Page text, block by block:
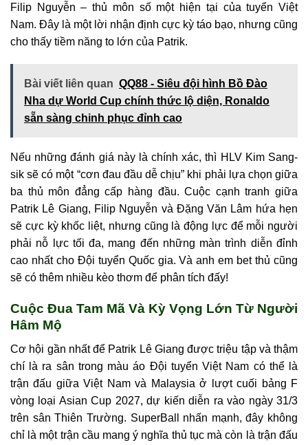
Filip Nguyễn – thủ môn số một hiện tại của tuyển Việt
Nam. Đây là một lời nhận định cực kỳ táo bạo, nhưng cũng
cho thấy tiềm năng to lớn của Patrik.
Bài viết liên quan QQ88 - Siêu đội hình Bồ Đào
Nha dự World Cup chính thức lộ diện, Ronaldo
sẵn sàng chinh phục đỉnh cao
Nếu những đánh giá này là chính xác, thì HLV Kim Sang-
sik sẽ có một “cơn đau đầu dễ chịu” khi phải lựa chọn giữa
ba thủ môn đẳng cấp hàng đầu. Cuộc cạnh tranh giữa
Patrik Lê Giang, Filip Nguyễn và Đặng Văn Lâm hứa hẹn
sẽ cực kỳ khốc liệt, nhưng cũng là động lực để mỗi người
phải nỗ lực tối đa, mang đến những màn trình diễn đỉnh
cao nhất cho Đội tuyển Quốc gia. Và anh em bet thủ cũng
sẽ có thêm nhiều kèo thơm để phân tích đấy!
Cuộc Đua Tam Mã Và Kỳ Vọng Lớn Từ Người
Hâm Mộ
Cơ hội gần nhất để Patrik Lê Giang được triệu tập và thậm
chí là ra sân trong màu áo Đội tuyển Việt Nam có thể là
trận đấu giữa Việt Nam và Malaysia ở lượt cuối bảng F
vòng loại Asian Cup 2027, dự kiến diễn ra vào ngày 31/3
trên sân Thiên Trường. SuperBall nhấn mạnh, đây không
chỉ là một trận cầu mang ý nghĩa thủ tục mà còn là trận đấu